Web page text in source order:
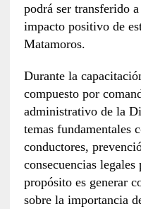
podrá ser transferido
impacto positivo de
Matamoros.
Durante la
compuesto por
administrativo de la
temas fundamentales
conductores,
consecuencias
propósito es generar
sobre la importancia